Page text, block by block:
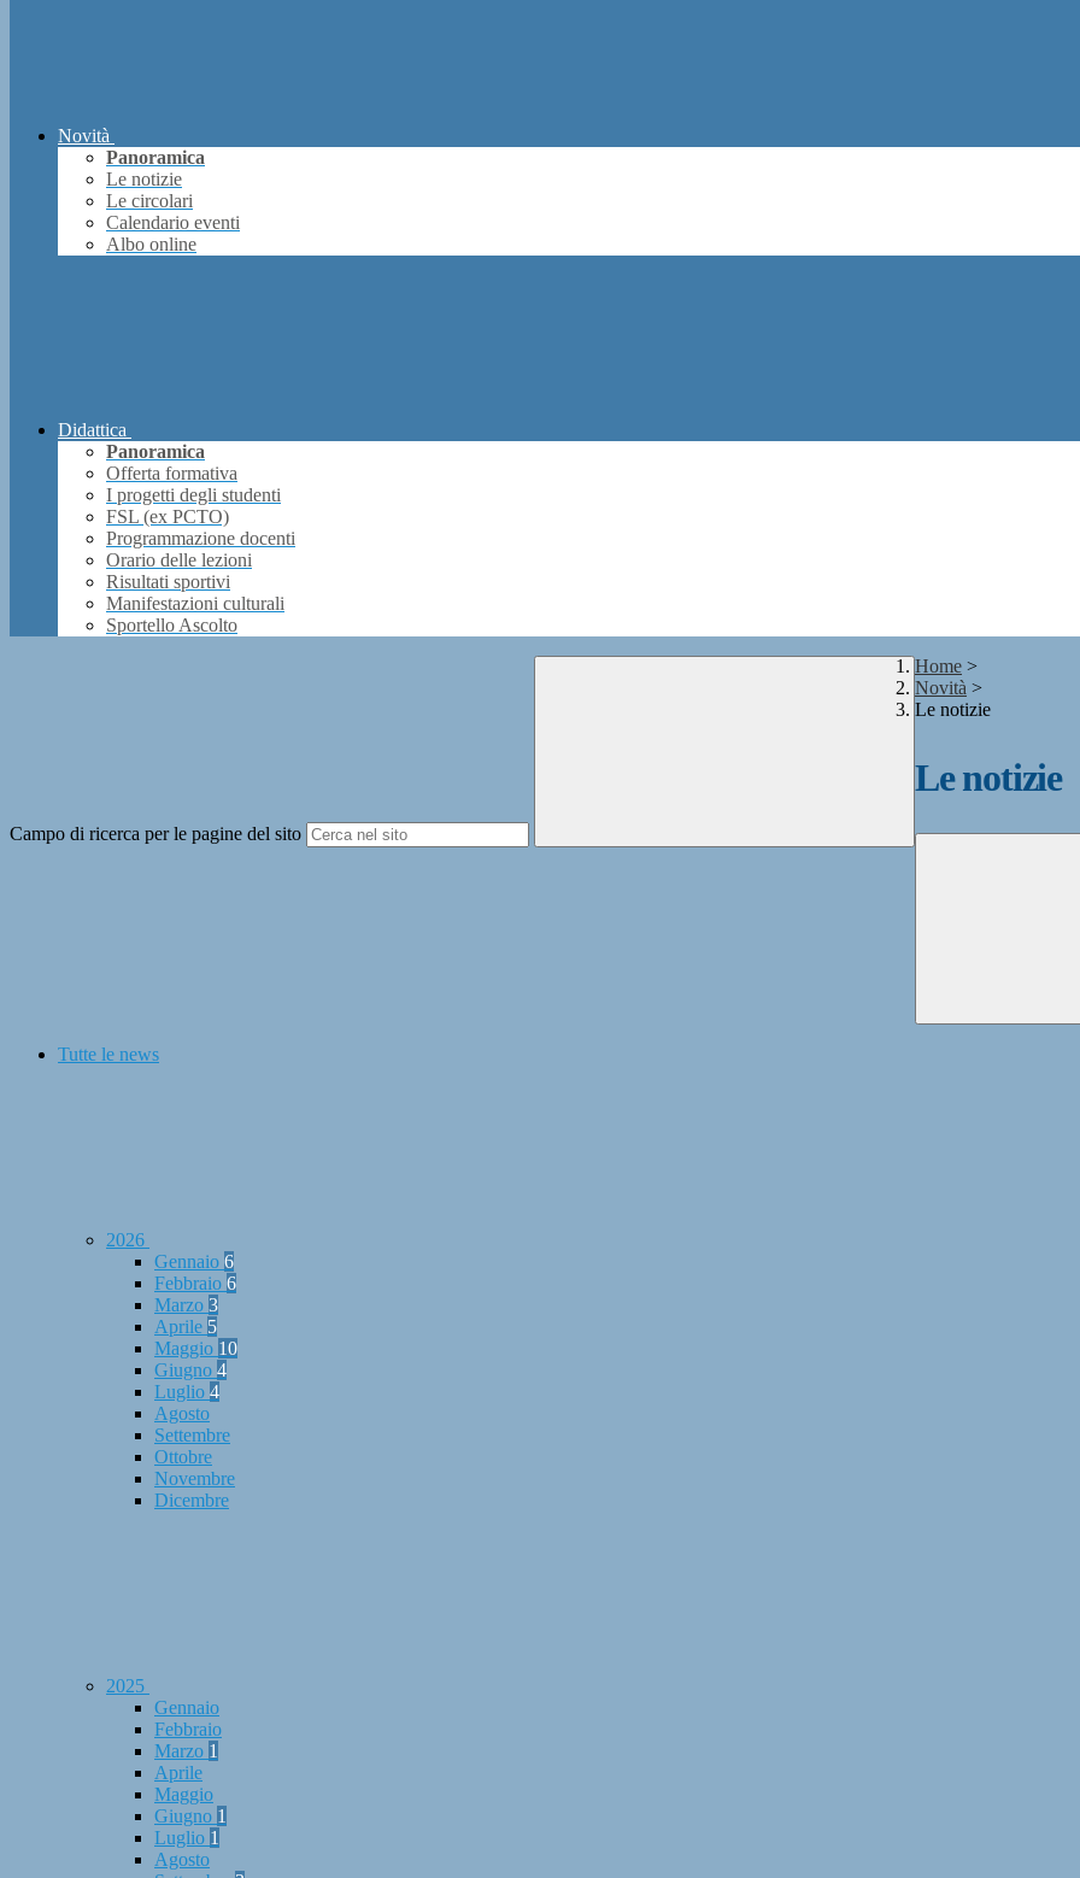
Novità
Panoramica
Le notizie
Le circolari
Calendario eventi
Albo online
Didattica
Panoramica
Offerta formativa
I progetti degli studenti
FSL (ex PCTO)
Programmazione docenti
Orario delle lezioni
Risultati sportivi
Manifestazioni culturali
Sportello Ascolto
Campo di ricerca per le pagine del sito
Home >
Novità >
Le notizie
Le notizie
Tutte le news
2026
Gennaio 6
Febbraio 6
Marzo 3
Aprile 5
Maggio 10
Giugno 4
Luglio 4
Agosto
Settembre
Ottobre
Novembre
Dicembre
2025
Gennaio
Febbraio
Marzo 1
Aprile
Maggio
Giugno 1
Luglio 1
Agosto